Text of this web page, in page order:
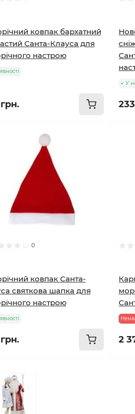
ковпак бархатний
Санта-Клауса для
настрою
У
0
ковпак Санта-
святкова шапка для
настрою
2